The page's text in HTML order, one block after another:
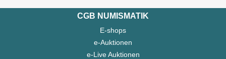
CGB NUMISMATIK
E-shops
e-Auktionen
e-Live Auktionen